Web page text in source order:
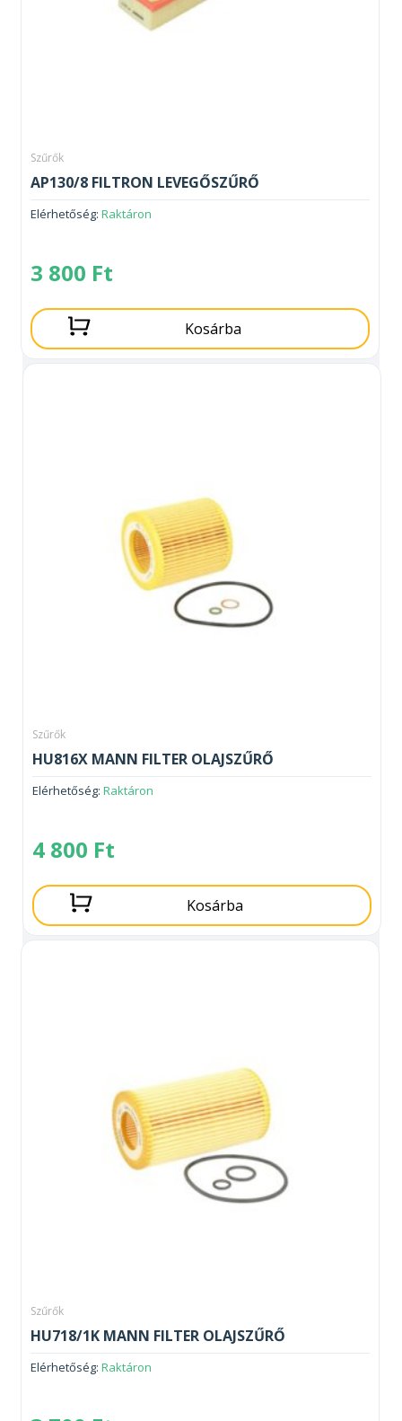
Szűrők
AP130/8 FILTRON LEVEGŐSZŰRŐ
Elérhetőség: Raktáron
3 800 Ft
Kosárba
Szűrők
HU816X MANN FILTER OLAJSZŰRŐ
Elérhetőség: Raktáron
4 800 Ft
Kosárba
Szűrők
HU718/1K MANN FILTER OLAJSZŰRŐ
Elérhetőség: Raktáron